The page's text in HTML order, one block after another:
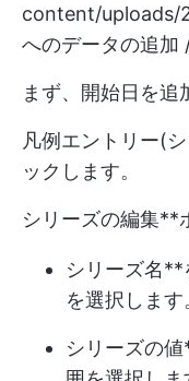
content/uploads/
へのデータの追加
まず、開始日を追
凡例エントリー(
ックします。
シリーズの編集**
シリーズ名**
を選択します
シリーズの